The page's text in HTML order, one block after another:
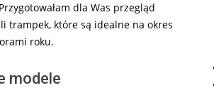
dla Was przegląd
trampek, które są idealne na okres
roku.
modele